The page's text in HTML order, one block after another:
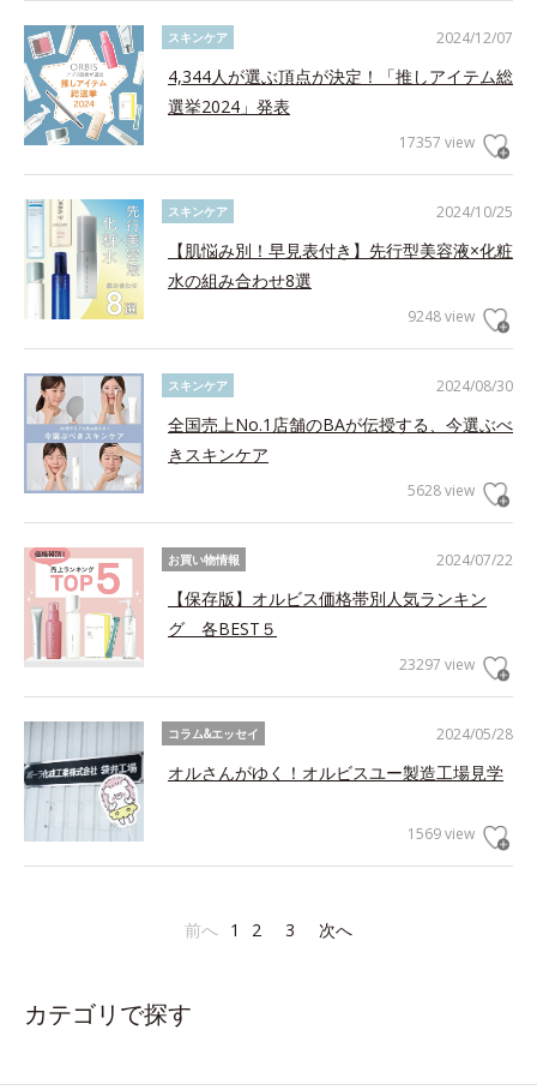
2024/12/07
スキンケア
4,344人が選ぶ頂点が決定！「推しアイテム総
選挙2024」発表
17357 view
2024/10/25
スキンケア
【肌悩み別！早見表付き】先行型美容液×化粧
水の組み合わせ8選
9248 view
2024/08/30
スキンケア
全国売上No.1店舗のBAが伝授する、今選ぶべ
きスキンケア
5628 view
2024/07/22
お買い物情報
【保存版】オルビス価格帯別人気ランキン
グ 各BEST５
23297 view
2024/05/28
コラム&エッセイ
オルさんがゆく！オルビスユー製造工場見学
1569 view
前へ 1 2 3 次へ
カテゴリで探す